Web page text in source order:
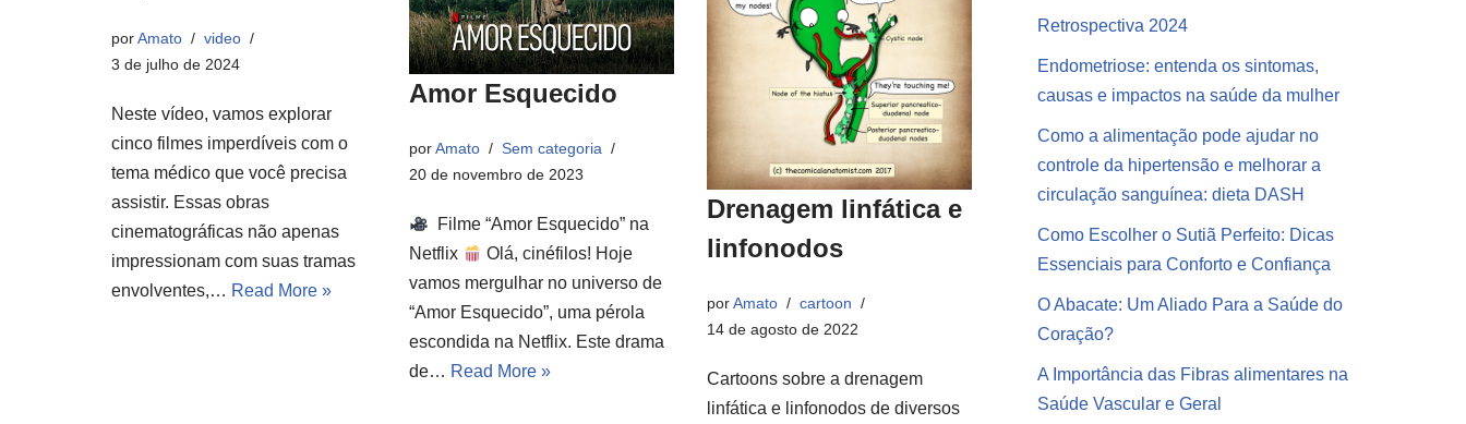
porAmato
video
3 de julho de 2024
Neste vídeo, vamos explorar
cinco filmes imperdíveis com o
tema médico que você precisa
assistir. Essas obras
cinematográficas não apenas
impressionam com suas tramas
envolventes,… Read More »
Amor Esquecido
porAmato
Sem categoria
20 de novembro de 2023
Filme “Amor Esquecido” na
Netflix
Olá, cinéfilos! Hoje
vamos mergulhar no universo de
“Amor Esquecido”, uma pérola
escondida na Netflix. Este drama
de… Read More »
Drenagem linfática e
linfonodos
porAmato
cartoon
14 de agosto de 2022
Cartoons sobre a drenagem
linfática e linfonodos de diversos
Retrospectiva 2024
Endometriose: entenda os sintomas,
causas e impactos na saúde da mulher
Como a alimentação pode ajudar no
controle da hipertensão e melhorar a
circulação sanguínea: dieta DASH
Como Escolher o Sutiã Perfeito: Dicas
Essenciais para Conforto e Confiança
O Abacate: Um Aliado Para a Saúde do
Coração?
A Importância das Fibras alimentares na
Saúde Vascular e Geral